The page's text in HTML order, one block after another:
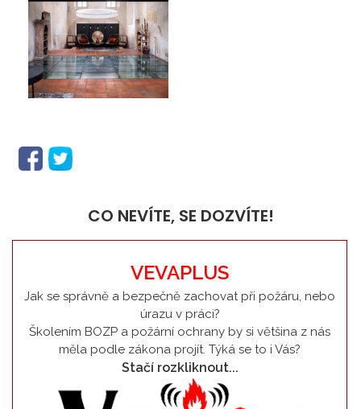
CO NEVÍTE, SE DOZVÍTE!
VEVAPLUS
Jak se správně a bezpečně zachovat při požáru, nebo
úrazu v práci?
Školením BOZP a požární ochrany by si většina z nás
měla podle zákona projít. Týká se to i Vás?
Stačí rozkliknout...